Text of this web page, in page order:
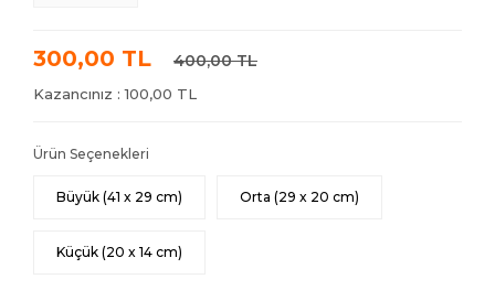
300,00 TL 400,00 TL
Kazancınız : 100,00 TL
Ürün Seçenekleri
Büyük (41 x 29 cm) Orta (29 x 20 cm)
Küçük (20 x 14 cm)